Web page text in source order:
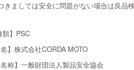
きましては安全に問題がない場合は良品
類】PSC
】株式会社CORDA MOTO
名称】一般財団法人製品安全協会